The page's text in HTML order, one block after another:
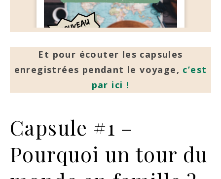
Et pour écouter les capsules
enregistrées pendant le voyage, c’est
par ici !
Capsule #1 –
Pourquoi un tour du